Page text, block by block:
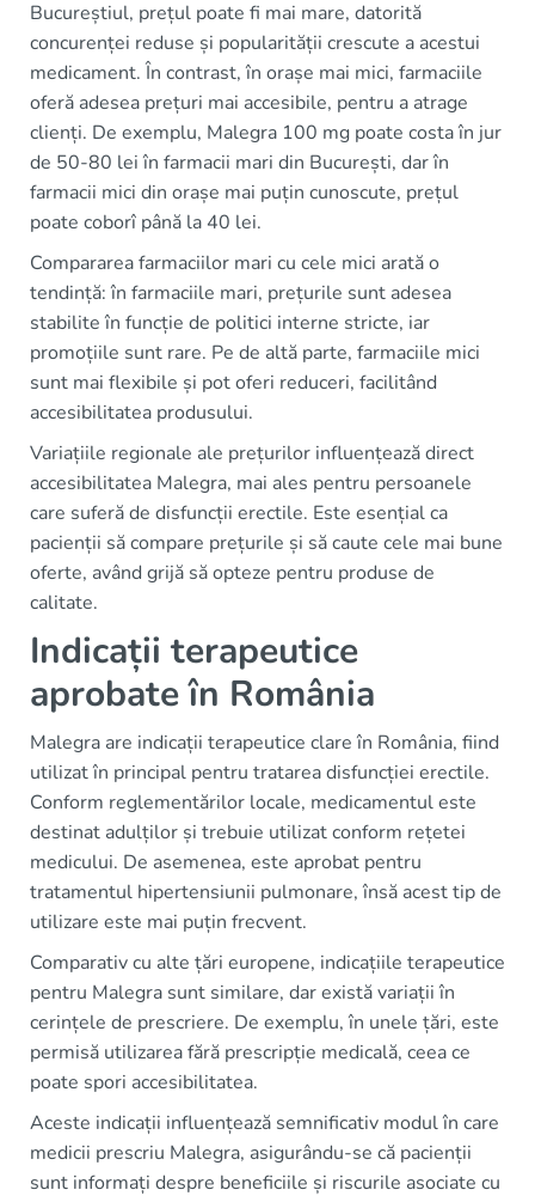
Bucureștiul, prețul poate fi mai mare, datorită
concurenței reduse și popularității crescute a acestui
medicament. În contrast, în orașe mai mici, farmaciile
oferă adesea prețuri mai accesibile, pentru a atrage
clienți. De exemplu, Malegra 100 mg poate costa în jur
de 50-80 lei în farmacii mari din București, dar în
farmacii mici din orașe mai puțin cunoscute, prețul
poate coborî până la 40 lei.
Compararea farmaciilor mari cu cele mici arată o
tendință: în farmaciile mari, prețurile sunt adesea
stabilite în funcție de politici interne stricte, iar
promoțiile sunt rare. Pe de altă parte, farmaciile mici
sunt mai flexibile și pot oferi reduceri, facilitând
accesibilitatea produsului.
Variațiile regionale ale prețurilor influențează direct
accesibilitatea Malegra, mai ales pentru persoanele
care suferă de disfuncții erectile. Este esențial ca
pacienții să compare prețurile și să caute cele mai bune
oferte, având grijă să opteze pentru produse de
calitate.
Indicații terapeutice
aprobate în România
Malegra are indicații terapeutice clare în România, fiind
utilizat în principal pentru tratarea disfuncției erectile.
Conform reglementărilor locale, medicamentul este
destinat adulților și trebuie utilizat conform rețetei
medicului. De asemenea, este aprobat pentru
tratamentul hipertensiunii pulmonare, însă acest tip de
utilizare este mai puțin frecvent.
Comparativ cu alte țări europene, indicațiile terapeutice
pentru Malegra sunt similare, dar există variații în
cerințele de prescriere. De exemplu, în unele țări, este
permisă utilizarea fără prescripție medicală, ceea ce
poate spori accesibilitatea.
Aceste indicații influențează semnificativ modul în care
medicii prescriu Malegra, asigurându-se că pacienții
sunt informați despre beneficiile și riscurile asociate cu